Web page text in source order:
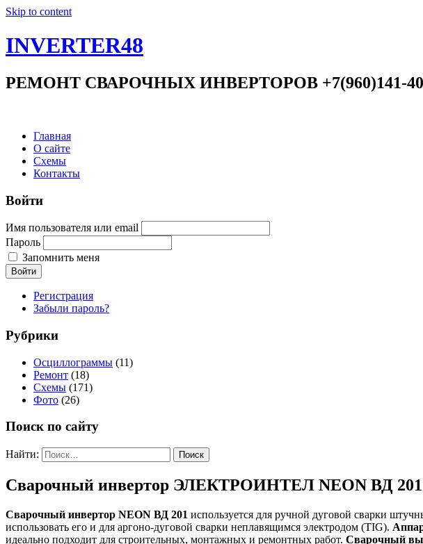
Skip to content
INVERTER48
РЕМОНТ СВАРОЧНЫХ ИНВЕРТОРОВ +7(960)141-40-
Главная
О сайте
Схемы
Контакты
Войти
Имя пользователя или email
Пароль
Запомнить меня
Войти
Регистрация
Забыли пароль?
Рубрики
Осциллограммы (11)
Ремонт (18)
Схемы (171)
Фото (26)
Поиск по сайту
Найти:
Сварочный инвертор ЭЛЕКТРОИНТЕЛ NEON ВД 201
Сварочный инвертор NEON ВД 201 используется для ручной дуговой сварки
использовать его и для аргоно-дуговой сварки неплавящимся электродом (TIG).
идеально подходит для строительных, монтажных и ремонтных работ. Сварочный